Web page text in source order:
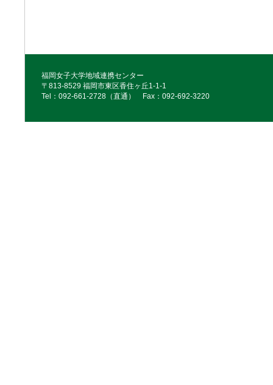
福岡女子大学地域連携センター
〒813-8529 福岡市東区香住ヶ丘1-1-1
Tel：092‐661‐2728（直通） Fax：092‐692‐3220